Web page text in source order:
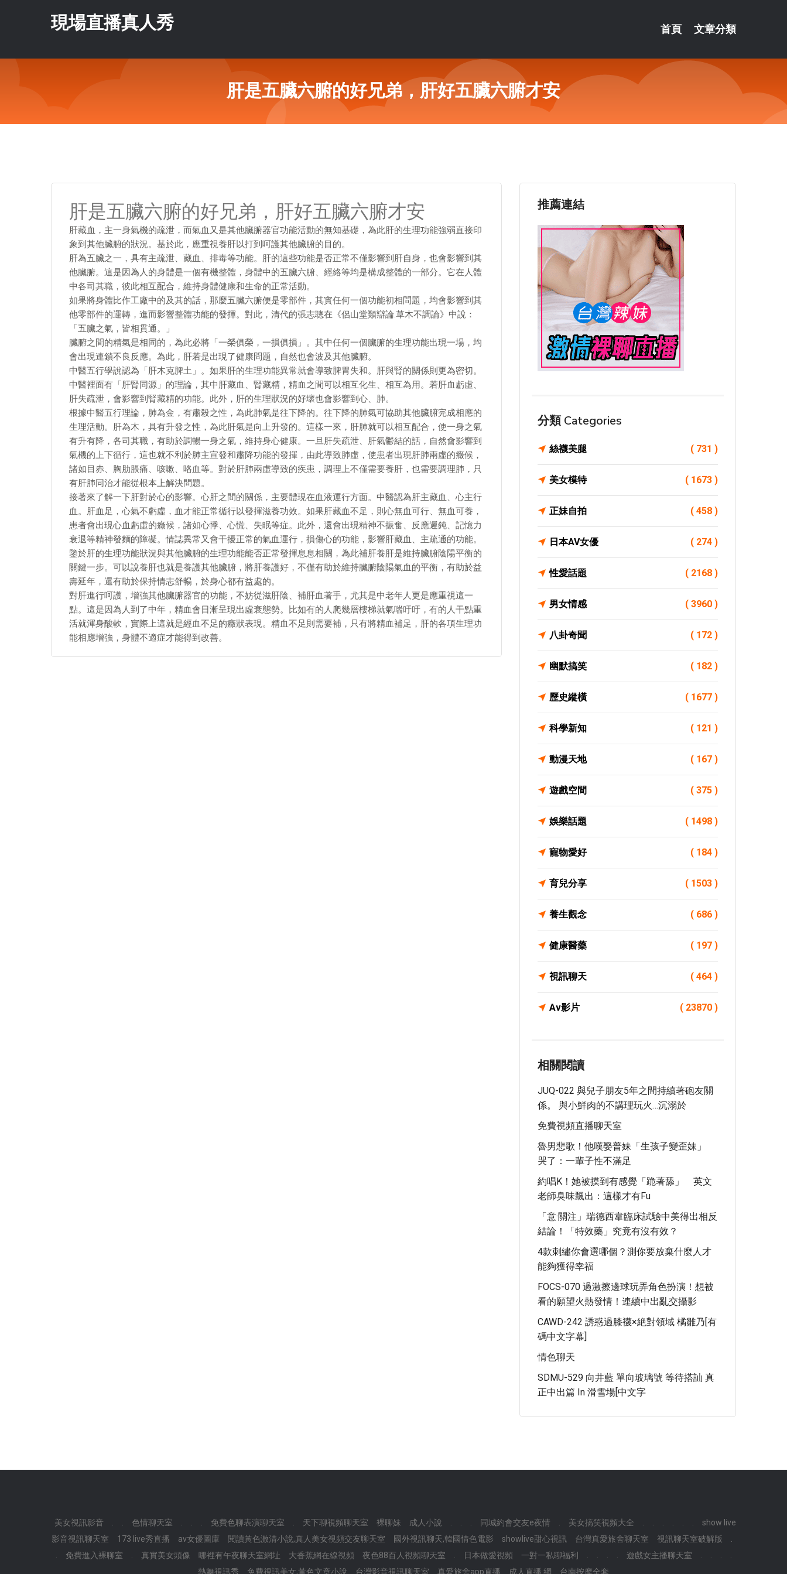
現場直播真人秀 首頁 文章分類
肝是五臟六腑的好兄弟，肝好五臟六腑才安
肝是五臟六腑的好兄弟，肝好五臟六腑才安
肝藏血，主一身氣機的疏泄，而氣血又是其他臟腑器官功能活動的無知基礎，為此肝的生理功能強弱直接印
象到其他臟腑的狀況。基於此，應重視養肝以打到呵護其他臟腑的目的。
肝為五臟之一，具有主疏泄、藏血、排毒等功能。肝的這些功能是否正常不僅影響到肝自身，也會影響到其
他臟腑。這是因為人的身體是一個有機整體，身體中的五臟六腑、經絡等均是構成整體的一部分。它在人體
中各司其職，彼此相互配合，維持身體健康和生命的正常活動。
如果將身體比作工廠中的及其的話，那麼五臟六腑便是零部件，其實任何一個功能初相問題，均會影響到其
他零部件的運轉，進而影響整體功能的發揮。對此，清代的張志聰在《侶山堂類辯論.草木不調論》中說：
「五臟之氣，皆相貫通。」
臟腑之間的精氣是相同的，為此必將「一榮俱榮，一損俱損」。其中任何一個臟腑的生理功能出現一場，均
會出現連鎖不良反應。為此，肝若是出現了健康問題，自然也會波及其他臟腑。
中醫五行學說認為「肝木克脾土」。如果肝的生理功能異常就會導致脾胃失和。肝與腎的關係則更為密切。
中醫裡面有「肝腎同源」的理論，其中肝藏血、腎藏精，精血之間可以相互化生、相互為用。若肝血虧虛、
肝失疏泄，會影響到腎藏精的功能。此外，肝的生理狀況的好壞也會影響到心、肺。
根據中醫五行理論，肺為金，有肅殺之性，為此肺氣是往下降的。往下降的肺氣可協助其他臟腑完成相應的
生理活動。肝為木，具有升發之性，為此肝氣是向上升發的。這樣一來，肝肺就可以相互配合，使一身之氣
有升有降，各司其職，有助於調暢一身之氣，維持身心健康。一旦肝失疏泄、肝氣鬱結的話，自然會影響到
氣機的上下循行，這也就不利於肺主宣發和肅降功能的發揮，由此導致肺虛，使患者出現肝肺兩虛的癥候，
諸如目赤、胸肋脹痛、咳嗽、咯血等。對於肝肺兩虛導致的疾患，調理上不僅需要養肝，也需要調理肺，只
有肝肺同治才能從根本上解決問題。
接著來了解一下肝對於心的影響。心肝之間的關係，主要體現在血液運行方面。中醫認為肝主藏血、心主行
血。肝血足，心氣不虧虛，血才能正常循行以發揮滋養功效。如果肝藏血不足，則心無血可行、無血可養，
患者會出現心血虧虛的癥候，諸如心悸、心慌、失眠等症。此外，還會出現精神不振奮、反應遲鈍、記憶力
衰退等精神發麵的障礙。情誌異常又會干擾正常的氣血運行，損傷心的功能，影響肝藏血、主疏通的功能。
鑒於肝的生理功能狀況與其他臟腑的生理功能能否正常發揮息息相關，為此補肝養肝是維持臟腑陰陽平衡的
關鍵一步。可以說養肝也就是養護其他臟腑，將肝養護好，不僅有助於維持臟腑陰陽氣血的平衡，有助於益
壽延年，還有助於保持情志舒暢，於身心都有益處的。
對肝進行呵護，增強其他臟腑器官的功能，不妨從滋肝陰、補肝血著手，尤其是中老年人更是應重視這一
點。這是因為人到了中年，精血會日漸呈現出虛衰態勢。比如有的人爬幾層樓梯就氣喘吁吁，有的人干點重
活就渾身酸軟，實際上這就是經血不足的癥狀表現。精血不足則需要補，只有將精血補足，肝的各項生理功
能相應增強，身體不適症才能得到改善。
推薦連結
分類 Categories
絲襪美腿 ( 731 )
美女模特 ( 1673 )
正妹自拍 ( 458 )
日本AV女優 ( 274 )
性愛話題 ( 2168 )
男女情感 ( 3960 )
八卦奇聞 ( 172 )
幽默搞笑 ( 182 )
歷史縱橫 ( 1677 )
科學新知 ( 121 )
動漫天地 ( 167 )
遊戲空間 ( 375 )
娛樂話題 ( 1498 )
寵物愛好 ( 184 )
育兒分享 ( 1503 )
養生觀念 ( 686 )
健康醫藥 ( 197 )
視訊聊天 ( 464 )
Av影片 ( 23870 )
相關閱讀
JUQ-022 與兒子朋友5年之間持續著砲友關
係。 與小鮮肉的不講理玩火…沉溺於
免費視頻直播聊天室
魯男悲歌！他嘆娶普妹「生孩子變歪妹」
哭了：一輩子性不滿足
約唱K！她被摸到有感覺「跪著舔」 英文
老師臭味飄出：這樣才有fu
「意·關注」瑞德西韋臨床試驗中美得出相反
結論！「特效藥」究竟有沒有效？
4款刺繡你會選哪個？測你要放棄什麼人才
能夠獲得幸福
FOCS-070 過激擦邊球玩弄角色扮演！想被
看的願望火熱發情！連續中出亂交攝影
CAWD-242 誘惑過膝襪×絶對領域 橘雛乃[有
碼中文字幕]
情色聊天
SDMU-529 向井藍 單向玻璃號 等待搭訕 真
正中出篇 In 滑雪場[中文字
美女視訊影音 色情聊天室 免費色聊表演聊天室 天下聊視頻聊天室 裸聊妹 成人小說 同城約會交友e夜情 美女搞笑視頻大全
show live
影音視訊聊天室
173 live秀直播 av女優圖庫 閱讀黃色激清小說,真人美女視頻交友聊天室 國外視訊聊天,韓國情色電影 showlive甜心視訊 台灣真愛旅舍聊天室 視訊聊天室破解版
免費進入裸聊室 真實美女頭像 哪裡有午夜聊天室網址 大香蕉網在線視頻 夜色88百人視頻聊天室 日本做愛視頻 一對一私聊福利 遊戲女主播聊天室
熱舞視訊秀 免費視訊美女,黃色文章小說 台灣影音視訊聊天室 真愛旅舍app直播 成人直播 網 台南按摩全套